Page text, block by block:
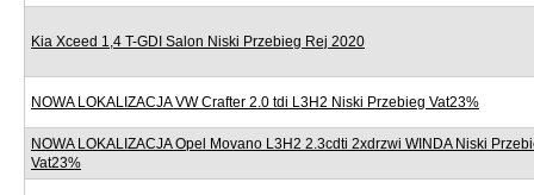
Kia Xceed 1,4 T-GDI Salon Niski Przebieg Rej 2020
NOWA LOKALIZACJA VW Crafter 2.0 tdi L3H2 Niski Przebieg Vat23%
NOWA LOKALIZACJA Opel Movano L3H2 2.3cdti 2xdrzwi WINDA Niski
Vat23%